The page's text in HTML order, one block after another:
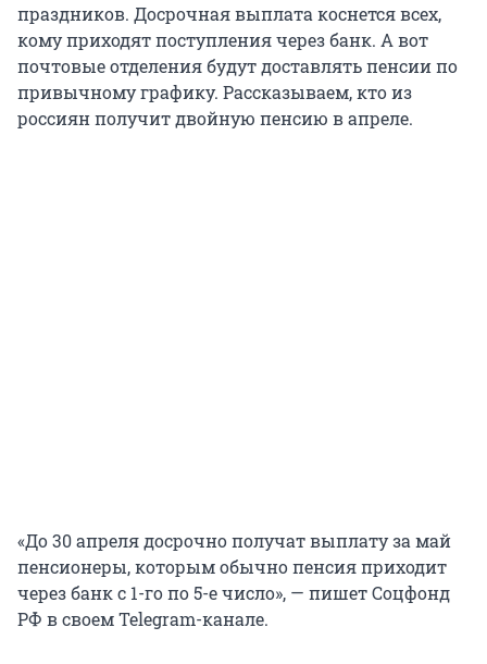
праздников. Досрочная выплата коснется всех,
кому приходят поступления через банк. А вот
почтовые отделения будут доставлять пенсии по
привычному графику. Рассказываем, кто из
россиян получит двойную пенсию в апреле.
«До 30 апреля досрочно получат выплату за май
пенсионеры, которым обычно пенсия приходит
через банк с 1-го по 5-е число», — пишет Соцфонд
РФ в своем Telegram-канале.